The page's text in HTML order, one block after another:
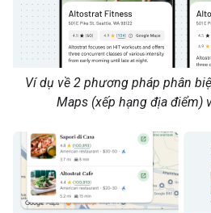
Ví dụ về 2 phương pháp phân
Maps (xếp hạng địa điểm)